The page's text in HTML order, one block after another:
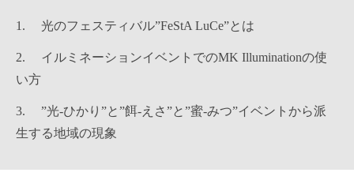
光のフェスティバル”FeStA LuCe”とは
イルミネーションイベントでのMK Illuminationの使
い方
”光-ひかり”と”餌-えさ”と”蜜-みつ”イベントから派
生する地域の現象